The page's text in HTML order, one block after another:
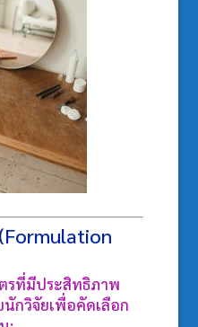
รที่มีประสิทธิภาพ
นักวิจัยเพื่อคัดเลือก